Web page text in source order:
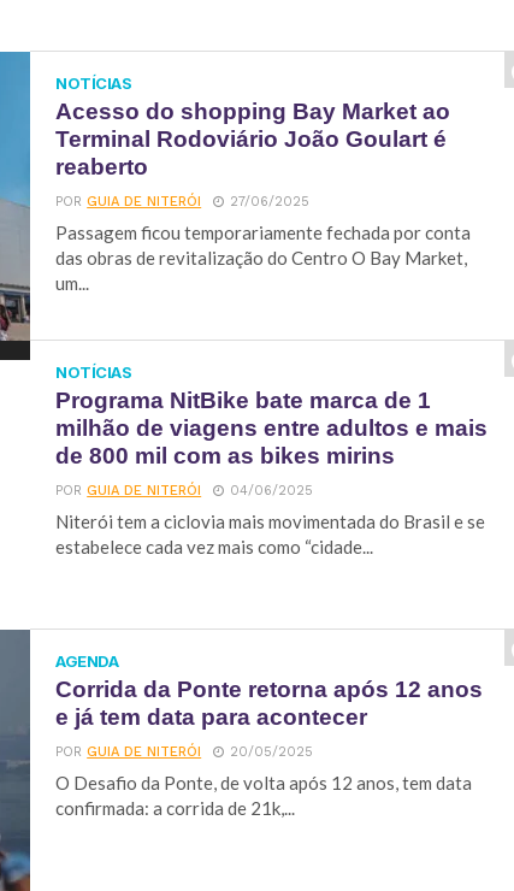
NOTÍCIAS
Acesso do shopping Bay Market ao
Terminal Rodoviário João Goulart é
reaberto
PORGUIA DE NITERÓI 27/06/2025
Passagem ficou temporariamente fechada por conta
das obras de revitalização do Centro O Bay Market,
um...
NOTÍCIAS
Programa NitBike bate marca de 1
milhão de viagens entre adultos e mais
de 800 mil com as bikes mirins
PORGUIA DE NITERÓI 04/06/2025
Niterói tem a ciclovia mais movimentada do Brasil e se
estabelece cada vez mais como “cidade...
AGENDA
Corrida da Ponte retorna após 12 anos
e já tem data para acontecer
PORGUIA DE NITERÓI 20/05/2025
O Desafio da Ponte, de volta após 12 anos, tem data
confirmada: a corrida de 21k,...